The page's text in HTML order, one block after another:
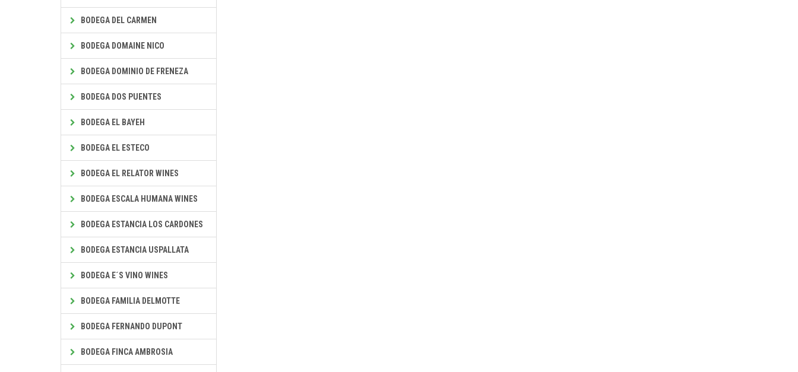
BODEGA DEL CARMEN
BODEGA DOMAINE NICO
BODEGA DOMINIO DE FRENEZA
BODEGA DOS PUENTES
BODEGA EL BAYEH
BODEGA EL ESTECO
BODEGA EL RELATOR WINES
BODEGA ESCALA HUMANA WINES
BODEGA ESTANCIA LOS CARDONES
BODEGA ESTANCIA USPALLATA
BODEGA E´S VINO WINES
BODEGA FAMILIA DELMOTTE
BODEGA FERNANDO DUPONT
BODEGA FINCA AMBROSIA